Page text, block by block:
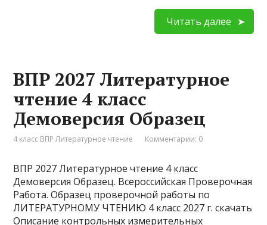
Читать далее
ВПР 2027 Литературное
чтение 4 класс
Демоверсия Образец
4 класс ВПР Литературное чтение Комментарии: 0
ВПР 2027 Литературное чтение 4 класс
Демоверсия Образец. Всероссийская Проверочная
Работа. Образец проверочной работы по
ЛИТЕРАТУРНОМУ ЧТЕНИЮ 4 класс 2027 г. скачать
Описание контрольных измерительных